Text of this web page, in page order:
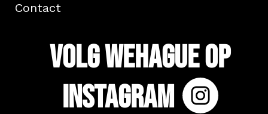
Contact
Volg WeHague op
Instagram